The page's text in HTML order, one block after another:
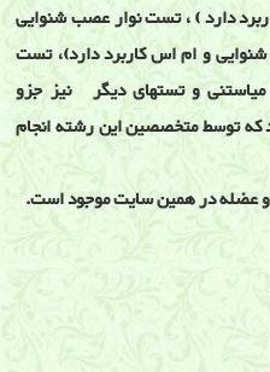
دارد ) ، تست نوار عصب شنوایی
و ام اس کاربرد دارد)، تست
و تستهای دیگر نیز جزو
که توسط متخصصین این رشته انجام
و عضله در همین سایت موجود است.
انجمن طب فیزیکی و توانبخشی
اسکلتی و مفصلی, درمان غیر جراحی,
,پی آر پی ,اوزون تراپی ,سندرم تونل